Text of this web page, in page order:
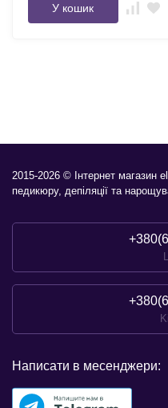
У кошик
2015-2026 © Інтернет магазин
педикюру, депіляції та
Написати в месенджери: